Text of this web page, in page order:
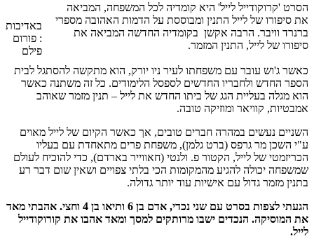
באדיבות
: פורום
פילם
הסרט 'קרוקודייל לייל' היא קומדיה לכל המשפחה, המביאה
את סיפורו של לייל התנין ומבוססת על הדמות האהובה מספרי
ברנרד וויבר. הרבה אקשן בקומדיה החדשה המביאה את
סיפורו של לייל, התנין המזמר.
כאשר ג'וש עובר עם משפחתו לעיר ניו יורק, הוא מתקשה להסתגל לבית
הספר החדש ולחבריו החדשים לספסל הלימודים. כל זה משתנה כאשר
הוא מגלה בעליית הגג של ביתו החדש את לייל – תנין מזמר שאוהב
אמבטיות, קוויאר ומוזיקה טובה.
​השניים נעשים במהרה חברים טובים, אך כאשר הקיום של לייל מאוים
ע"י השכן מר גרפס (ברט גלמן), משפחת פרים מתאחדת עם בעליו
הכריזמטי של לייל, הקטור פ. ולנטי (חאווייר בארדם), כדי להוכיח לעולם
שמשפחה יכולה להגיע מהמקומות הכי בלתי צפויים ושאין שום דבר רע
בתנין מזמר גדול עם אישיות עוד יותר גדולה.
הגעתי לצפות בסרט עם שני נכדי, אדם בן 6 ותיאו בן 4 וחצי. אהבתי מאד
את המוסיקה. הנכדים ישבו מרותקים למסך ומאד אהבו את קורוקודייל
לייל.